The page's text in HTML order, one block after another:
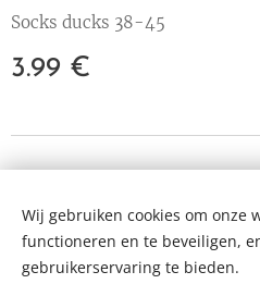
Socks ducks 38-45
3.99 €
Wij gebruiken cookies om onze
functioneren en te beveiligen,
gebruikerservaring te bieden.